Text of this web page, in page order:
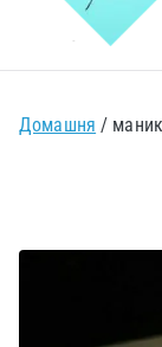
Домашня